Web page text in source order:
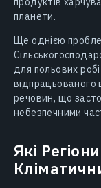
планети.
Ще однією
для польових
відпрацьованого
речовин, що
небезпечними
Які